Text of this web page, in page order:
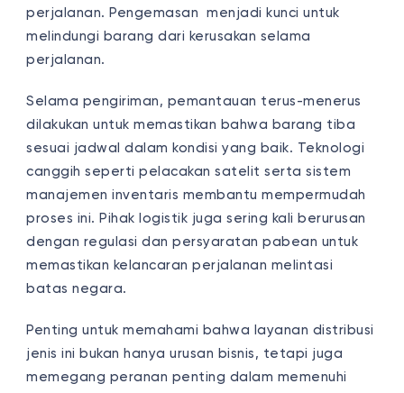
perjalanan. Pengemasan menjadi kunci untuk
melindungi barang dari kerusakan selama
perjalanan.
Selama pengiriman , pemantauan terus-menerus
dilakukan untuk memastikan bahwa barang tiba
sesuai jadwal dalam kondisi yang baik. Teknologi
canggih seperti pelacakan satelit serta sistem
manajemen inventaris membantu mempermudah
proses ini. Pihak logistik juga sering kali berurusan
dengan regulasi dan persyaratan pabean untuk
memastikan kelancaran perjalanan melintasi
batas negara.
Penting untuk memahami bahwa layanan distribusi
jenis ini bukan hanya urusan bisnis, tetapi juga
memegang peranan penting dalam memenuhi